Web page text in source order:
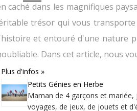
caché dans les magnifiques
trésor qui vous
et entouré d'une nature
Dans cet article, nous
Plus d'infos »
Petits Génies en Herbe
Maman de 4 garçons et
voyages, de jeux, de jouets et